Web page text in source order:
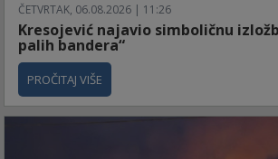
ČETVRTAK, 06.08.2026 | 11:26
Kresojević najavio simboličnu
palih bandera“
PROČITAJ VIŠE